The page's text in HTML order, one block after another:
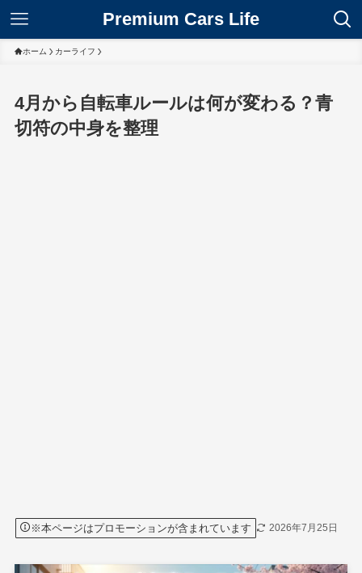
Premium Cars Life
ホーム カーライフ
4月から自転車ルールは何が変わる？青
切符の中身を整理
※本ページはプロモーションが含まれています 2026年7月25日